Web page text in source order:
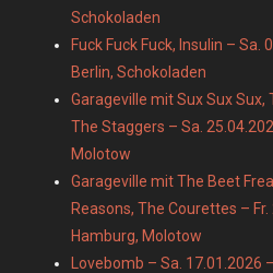
Schokoladen
Fuck Fuck Fuck, Insulin – Sa.
Berlin, Schokoladen
Garageville mit Sux Sux Sux,
The Staggers – Sa.
Molotow
Garageville mit The Beet
Reasons, The Courettes –
Hamburg, Molotow
Lovebomb – Sa. 17.01.2026